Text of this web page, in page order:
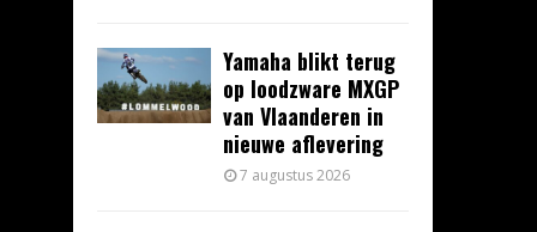
Yamaha blikt terug
op loodzware MXGP
van Vlaanderen in
nieuwe aflevering
7 augustus 2026